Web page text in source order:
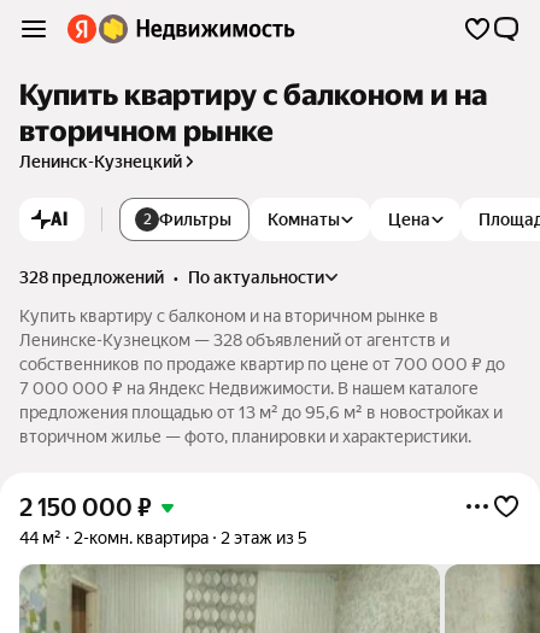
Купить квартиру с балконом и на
вторичном рынке
Ленинск-Кузнецкий
AI 2 Фильтры Комнаты Цена
328 предложений •
по актуальности
Купить квартиру с балконом и на вторичном рынке в
Ленинске-Кузнецком — 328 объявлений от агентств и
собственников по продаже квартир по цене от 700 000 ₽ до
7 000 000 ₽ на Яндекс Недвижимости. В нашем каталоге
предложения площадью от 13 м² до 95,6 м² в новостройках и
вторичном жилье — фото, планировки и характеристики.
2 150 000 ₽
44 м² 2-комн. квартира 2 этаж из 5